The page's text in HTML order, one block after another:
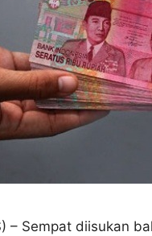
– Sempat diisukan